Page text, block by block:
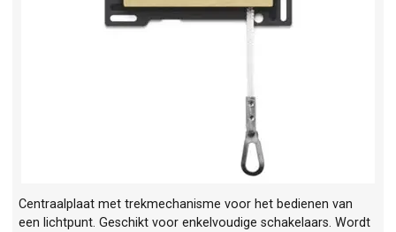
Centraalplaat met trekmechanisme voor het bedienen van
een lichtpunt. Geschikt voor enkelvoudige schakelaars. Wordt